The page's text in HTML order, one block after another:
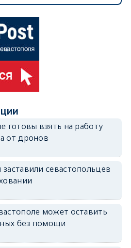
готовы взять на работу
от дронов
севастопольцев
может оставить
без помощи